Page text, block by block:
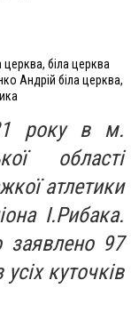
церква, біла церква
Андрій біла церква,
року в м.
області
атлетики
І.Рибака.
заявлено 97
куточків